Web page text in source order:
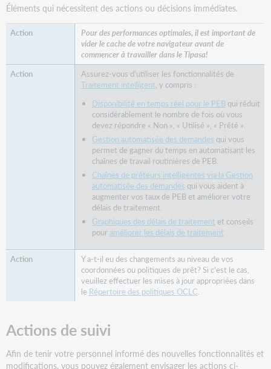
Inclusion
des
établissements
partenaires
chaînes
prêteurs
automatisation
automatisés
partenaires
système
l'expérience
et
Éléments qui nécessitent des actions ou décisions immédiates.
Pour des performances optimales, il est important de
vider le cache de votre navigateur avant de
commencer à travailler dans le Tipasa!
Assurez-vous d'utiliser les fonctionnalités de
Traitement intelligent, y compris :
Disponibilité en temps réel pour le PEBqui réduit
considérablement le nombre de fois où vous
devez répondre « Non », « Utilisé », « Prêté ».
Gestion automatisée des demandes qui vous
permet de gagner du temps en automatisant les
chaînes de travail routinières de PEB.
Chaînes de prêteurs intelligentes via la Gestion
automatisée des demandes qui vous aident à
augmenter vos taux de PEB et améliorer votre
délais de traitement.
Graphiques des délais de traitement et conseils
pouraméliorer les délais de traitement
Y a-t-il eu des changements au niveau de vos
coordonnées ou politiques de prêt? Si c'est le cas,
veuillez effectuer les mises à jour appropriées dans
le Répertoire des politiques OCLC.
Actions de suivi
Afin de tenir votre personnel informé des nouvelles fonctionnalités et
modifications, vous pouvez également envisager les actions ci-